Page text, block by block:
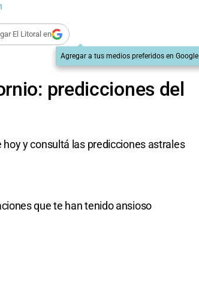
El Litoral en
Agregar a tus medios preferidos en Google
predicciones del
y consultá las predicciones astrales
que te han tenido ansioso